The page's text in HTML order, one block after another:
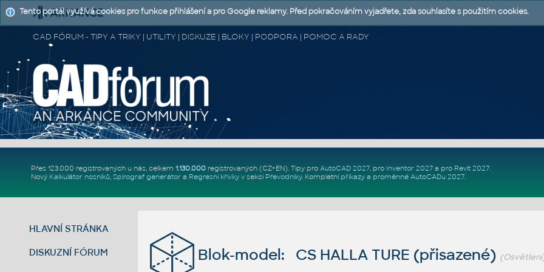
CAD FÓRUM - TIPY A TRIKY | UTILITY | DISKUZE | BLOKY | PODPORA | POMOC A RADY
Přes 123.000 registrovaných u nás, celkem 1.130.000registrovaných (CZ+EN). Tipy pro AutoCAD 2027, pro Inventor 2027a pro Revit 2027.
Nový Kalkulátor nosníků, Spirograf generátor a Regresní křivkyv sekci Převodníky. Kompletní příkazya proměnné AutoCADu 2027.
HLAVNÍ STRÁNKA
DISKUZNÍ FÓRUM Blok-model: CS HALLA TURE (přisazené)
Tento portál využívá cookies pro funkce přihlášení a pro Google reklamy. Před pokračováním vyjadřete, zda souhlasíte s použitím cookies.